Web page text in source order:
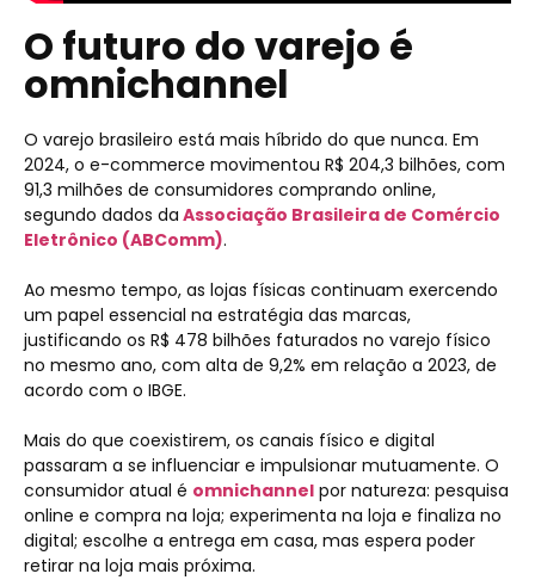
O futuro do varejo é
omnichannel
O varejo brasileiro está mais híbrido do que nunca. Em
2024, o e-commerce movimentou R$ 204,3 bilhões, com
91,3 milhões de consumidores comprando online,
segundo dados da Associação Brasileira de Comércio
Eletrônico (ABComm).
Ao mesmo tempo, as lojas físicas continuam exercendo
um papel essencial na estratégia das marcas,
justificando os R$ 478 bilhões faturados no varejo físico
no mesmo ano, com alta de 9,2% em relação a 2023, de
acordo com o IBGE.
Mais do que coexistirem, os canais físico e digital
passaram a se influenciar e impulsionar mutuamente. O
consumidor atual é omnichannel por natureza: pesquisa
online e compra na loja; experimenta na loja e finaliza no
digital; escolhe a entrega em casa, mas espera poder
retirar na loja mais próxima.